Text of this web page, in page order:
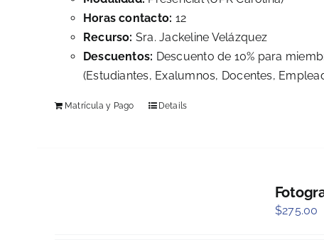
Horas contacto: 12
Recurso: Sra. Jackeline Velázquez
Descuentos: Descuento de 10% para
(Estudiantes, Exalumnos, Docentes,
Matrícula y Pago Details
$275.00